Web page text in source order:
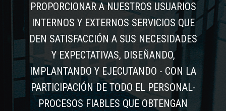
PROPORCIONAR A NUESTROS USUARIOS
INTERNOS Y EXTERNOS SERVICIOS QUE
DEN SATISFACCIÓN A SUS NECESIDADES
Y EXPECTATIVAS, DISEÑANDO,
IMPLANTANDO Y EJECUTANDO - CON LA
PARTICIPACIÓN DE TODO EL PERSONAL-
PROCESOS FIABLES QUE OBTENGAN